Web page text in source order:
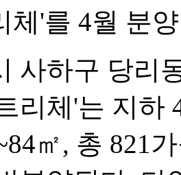
체'를 4월 분
사하구 당리
리체'는 지하
㎡, 총 821